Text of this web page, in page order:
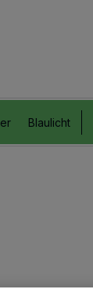
Blaulicht